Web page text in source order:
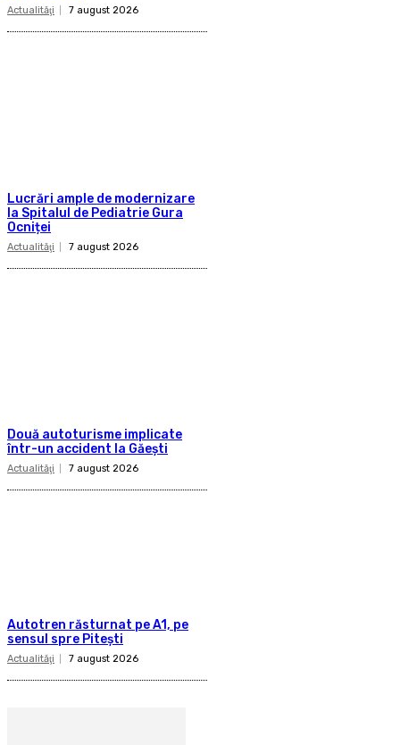
Actualităţi 7 august 2026
Lucrări ample de modernizare
la Spitalul de Pediatrie Gura
Ocniței
Actualităţi 7 august 2026
Două autoturisme implicate
într-un accident la Găești
Actualităţi 7 august 2026
Autotren răsturnat pe A1, pe
sensul spre Pitești
Actualităţi 7 august 2026